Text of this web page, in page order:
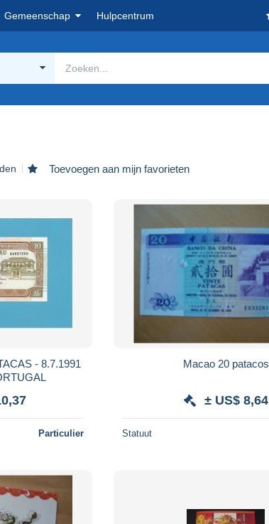
Gemeenschap Hulpcentrum
Toevoegen aan mijn favorieten
- 8.7.1991
Particulier
Macao 20 patacos
± US$ 8,64
Statuut